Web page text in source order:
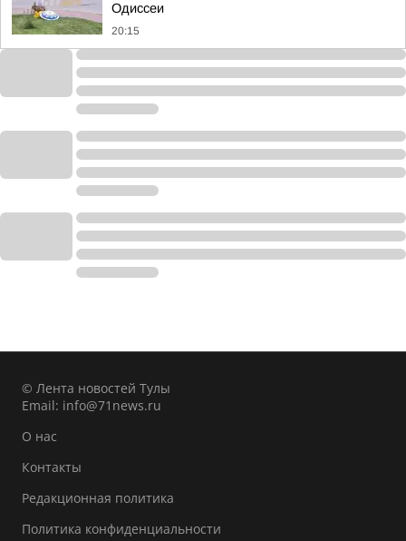
Одиссеи
20:15
© Лента новостей Тулы
Email: info@71news.ru
О нас
Контакты
Редакционная политика
Политика конфиденциальности